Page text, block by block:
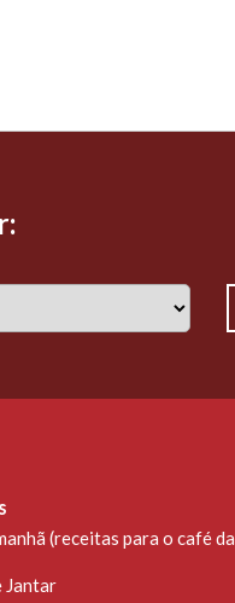
(receitas para o café da
Jantar